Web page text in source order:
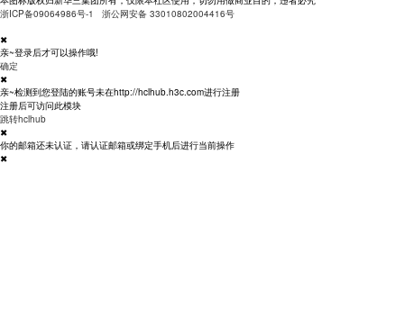
浙ICP备09064986号-1
浙公网安备 33010802004416号
✖
亲~登录后才可以操作哦!
确定
✖
亲~检测到您登陆的账号未在http://hclhub.h3c.com进行注册
注册后可访问此模块
跳转hclhub
✖
你的邮箱还未认证，请认证邮箱或绑定手机后进行当前操作
✖